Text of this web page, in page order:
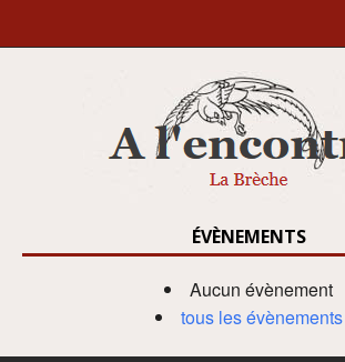
ÉVÈNEMENTS
Aucun évènement
tous les évènements